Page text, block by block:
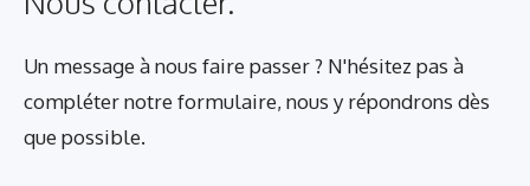
Un message à nous faire passer ? N'hésitez pas à
compléter notre formulaire, nous y répondrons dès
que possible.